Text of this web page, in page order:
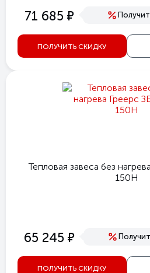
71 685 е
ПОЛУЧИТЬ СКИДКУ
Тепловая завеса без
150Н
65 245 е
ПОЛУЧИТЬ СКИДКУ